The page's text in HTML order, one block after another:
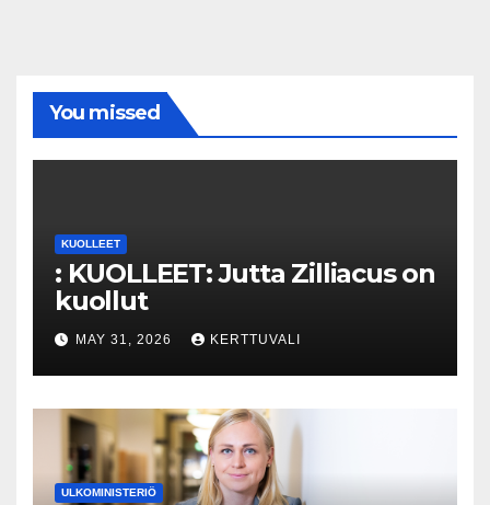
You missed
KUOLLEET
: KUOLLEET: Jutta Zilliacus on
kuollut
MAY 31, 2026 KERTTUVALI
ULKOMINISTERIÖ